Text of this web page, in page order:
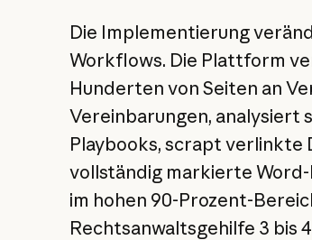
Die Implementierung
Workflows. Die Plattform
Hunderten von Seiten an
Vereinbarungen, analysiert
Playbooks, scrapt
vollständig markierte
im hohen 90-Prozent-
Rechtsanwaltsgehilfe 3 bis